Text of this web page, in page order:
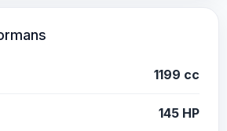
1199 cc
145 HP